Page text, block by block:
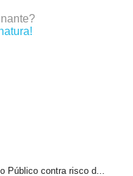
Público contra risco d...